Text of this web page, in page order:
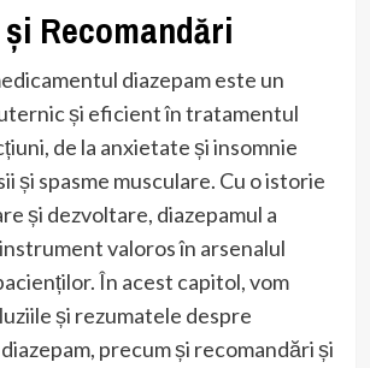
Recomandări
diazepam este un
și eficient în tratamentul
de la anxietate și insomnie
și spasme musculare. Cu o istorie
și dezvoltare, diazepamul a
valoros în arsenalul
În acest capitol, vom
și rezumatele despre
precum și recomandări și